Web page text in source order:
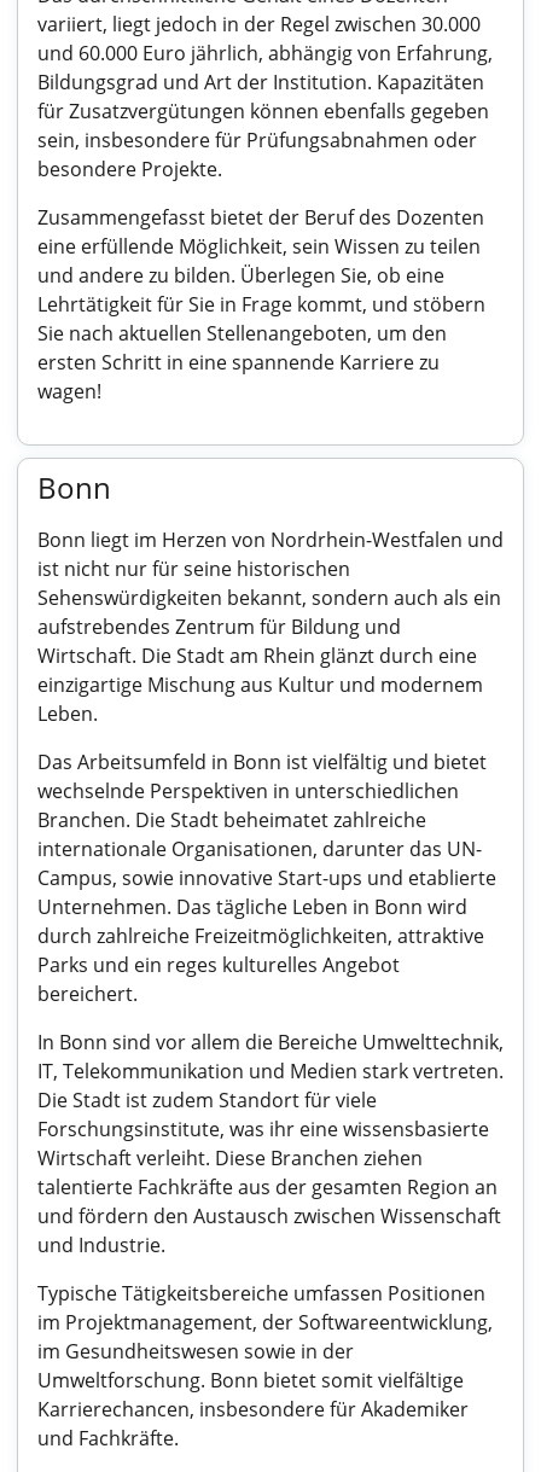
variiert, liegt jedoch in der Regel zwischen 30.000
und 60.000 Euro jährlich, abhängig von Erfahrung,
Bildungsgrad und Art der Institution. Kapazitäten
für Zusatzvergütungen können ebenfalls gegeben
sein, insbesondere für Prüfungsabnahmen oder
besondere Projekte.
Zusammengefasst bietet der Beruf des Dozenten
eine erfüllende Möglichkeit, sein Wissen zu teilen
und andere zu bilden. Überlegen Sie, ob eine
Lehrtätigkeit für Sie in Frage kommt, und stöbern
Sie nach aktuellen Stellenangeboten, um den
ersten Schritt in eine spannende Karriere zu
wagen!
Bonn
Bonn liegt im Herzen von Nordrhein-Westfalen und
ist nicht nur für seine historischen
Sehenswürdigkeiten bekannt, sondern auch als ein
aufstrebendes Zentrum für Bildung und
Wirtschaft. Die Stadt am Rhein glänzt durch eine
einzigartige Mischung aus Kultur und modernem
Leben.
Das Arbeitsumfeld in Bonn ist vielfältig und bietet
wechselnde Perspektiven in unterschiedlichen
Branchen. Die Stadt beheimatet zahlreiche
internationale Organisationen, darunter das UN-
Campus, sowie innovative Start-ups und etablierte
Unternehmen. Das tägliche Leben in Bonn wird
durch zahlreiche Freizeitmöglichkeiten, attraktive
Parks und ein reges kulturelles Angebot
bereichert.
In Bonn sind vor allem die Bereiche Umwelttechnik,
IT, Telekommunikation und Medien stark vertreten.
Die Stadt ist zudem Standort für viele
Forschungsinstitute, was ihr eine wissensbasierte
Wirtschaft verleiht. Diese Branchen ziehen
talentierte Fachkräfte aus der gesamten Region an
und fördern den Austausch zwischen Wissenschaft
und Industrie.
Typische Tätigkeitsbereiche umfassen Positionen
im Projektmanagement, der Softwareentwicklung,
im Gesundheitswesen sowie in der
Umweltforschung. Bonn bietet somit vielfältige
Karrierechancen, insbesondere für Akademiker
und Fachkräfte.